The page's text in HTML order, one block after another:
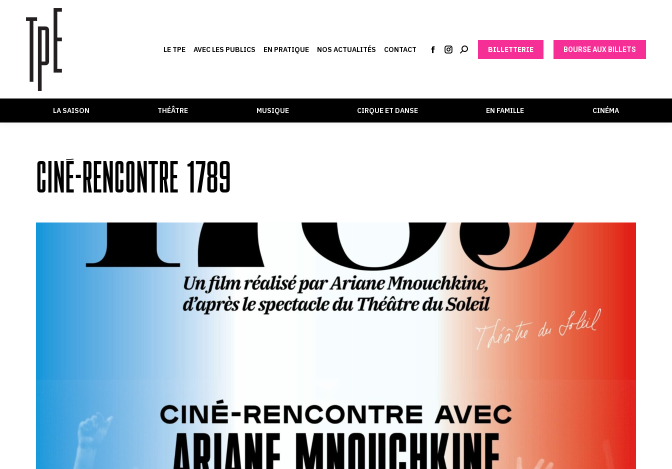
LE TPE AVEC LES PUBLICS EN PRATIQUE NOS ACTUALITÉS CONTACT BILLETTERIE BOURSE AUX BILLETS
LA SAISON THÉÂTRE MUSIQUE CIRQUE ET DANSE EN FAMILLE CINÉMA
CINÉ-RENCONTRE 1789